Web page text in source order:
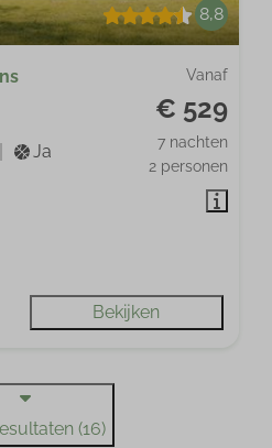
8,8
Vanaf
€ 529
7 nachten
2 personen
Ja
Bekijken
(16)